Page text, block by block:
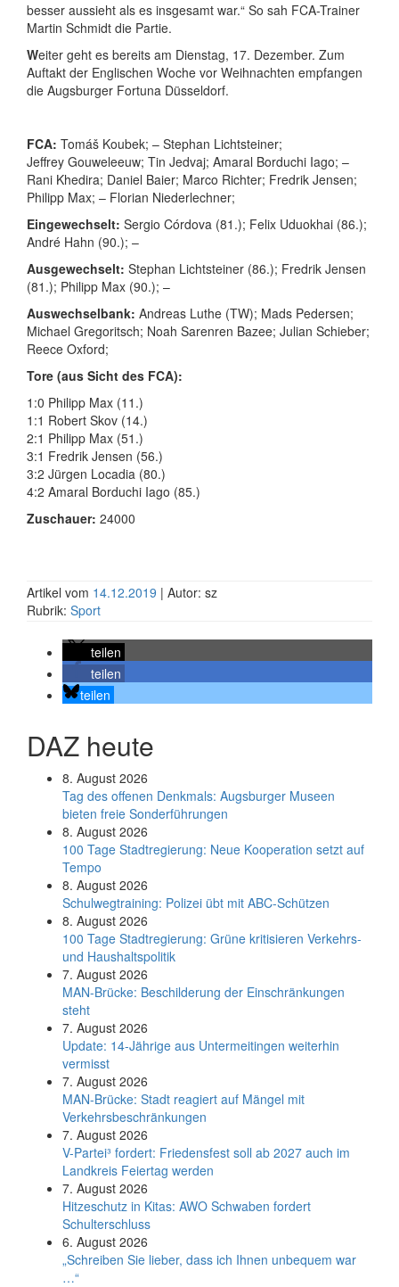
besser aussieht als es insgesamt war.“ So sah FCA-Trainer
Martin Schmidt die Partie.
Weiter geht es bereits am Dienstag, 17. Dezember. Zum
Auftakt der Englischen Woche vor Weihnachten empfangen
die Augsburger Fortuna Düsseldorf.
FCA: Tomáš Koubek; – Stephan Lichtsteiner;
Jeffrey Gouweleeuw; Tin Jedvaj; Amaral Borduchi Iago; –
Rani Khedira; Daniel Baier; Marco Richter; Fredrik Jensen;
Philipp Max; – Florian Niederlechner;
Eingewechselt: Sergio Córdova (81.); Felix Uduokhai (86.);
André Hahn (90.); –
Ausgewechselt: Stephan Lichtsteiner (86.); Fredrik Jensen
(81.); Philipp Max (90.); –
Auswechselbank: Andreas Luthe (TW); Mads Pedersen;
Michael Gregoritsch; Noah Sarenren Bazee; Julian Schieber;
Reece Oxford;
Tore (aus Sicht des FCA):
1:0 Philipp Max (11.)
1:1 Robert Skov (14.)
2:1 Philipp Max (51.)
3:1 Fredrik Jensen (56.)
3:2 Jürgen Locadia (80.)
4:2 Amaral Borduchi Iago (85.)
Zuschauer: 24000
Artikel vom 14.12.2019 | Autor: sz
Rubrik: Sport
teilen
teilen
teilen
DAZ heute
8. August 2026
Tag des offenen Denkmals: Augsburger Museen
bieten freie Sonderführungen
8. August 2026
100 Tage Stadtregierung: Neue Kooperation setzt auf
Tempo
8. August 2026
Schul­weg­trai­ning: Poli­zei übt mit ABC-Schüt­zen
8. August 2026
100 Tage Stadtregierung: Grüne kritisieren Verkehrs-
und Haushaltspolitik
7. August 2026
MAN-Brücke: Beschilderung der Einschränkungen
steht
7. August 2026
Update: 14-Jährige aus Untermeitingen weiterhin
vermisst
7. August 2026
MAN-Brücke: Stadt reagiert auf Mängel mit
Verkehrsbeschränkungen
7. August 2026
V-Partei­³ fordert: Friedens­fest soll ab 2027 auch im
Land­kreis Feier­tag werden
7. August 2026
Hitzeschutz in Kitas: AWO Schwaben fordert
Schulterschluss
6. August 2026
„Schreiben Sie lieber, dass ich Ihnen unbequem war
…“